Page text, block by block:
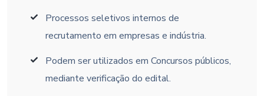
Processos seletivos internos de
recrutamento em empresas e indústria.
Podem ser utilizados em Concursos públicos,
mediante verificação do edital.